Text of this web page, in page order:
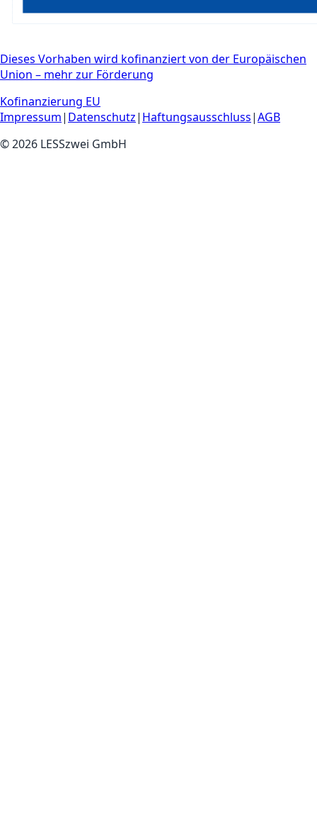
Dieses Vorhaben wird kofinanziert von der Europäischen
Union – mehr zur Förderung
Kofinanzierung EU
Impressum| Datenschutz| Haftungsausschluss|AGB
©2026 LESSzwei GmbH